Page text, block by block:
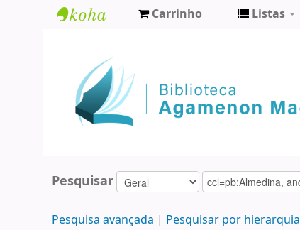
Agamenon
Magalhães
Carrinho Listas
Pesquisar
Pesquisa avançada Pesquisar por hierarquia